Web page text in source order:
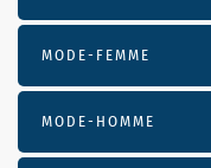
MODE-FEMME
MODE-HOMME